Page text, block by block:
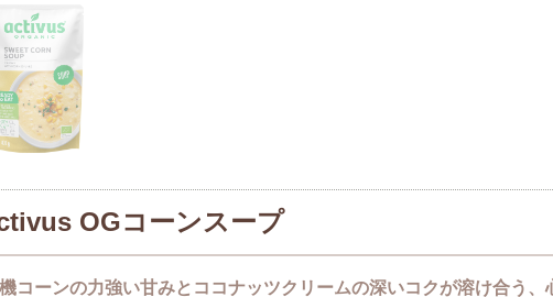
OGコーンスープ
コーンの力強い甘みとココナッツクリームの深いコクが溶け合う、